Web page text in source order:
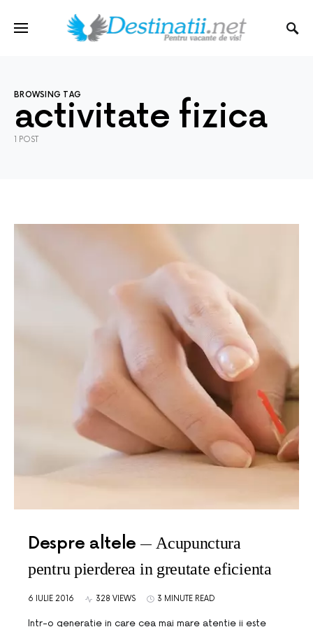
BROWSING TAG
activitate fizica
1 POST
Despre altele
Acupunctura
pentru pierderea in greutate eficienta
6 IULIE 2016 328 VIEWS 3 MINUTE READ
Intr-o generatie in care cea mai mare atentie ii este